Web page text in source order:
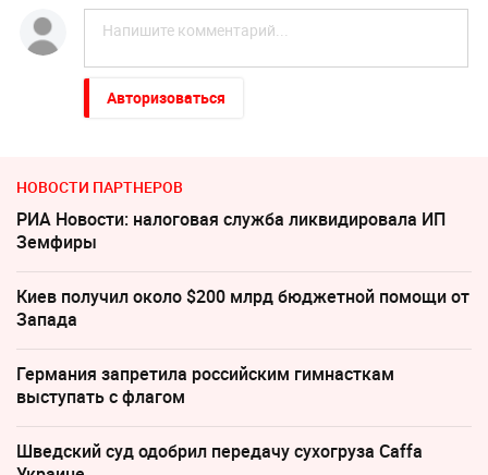
Авторизоваться
НОВОСТИ ПАРТНЕРОВ
РИА Новости: налоговая служба ликвидировала ИП
Земфиры
Киев получил около $200 млрд бюджетной помощи от
Запада
Германия запретила российским гимнасткам
выступать с флагом
Шведский суд одобрил передачу сухогруза Caffa